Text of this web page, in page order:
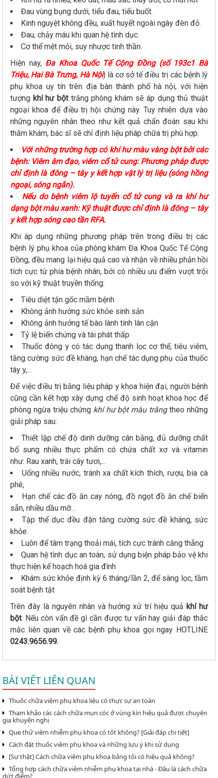
Đau vùng bụng dưới, tiểu đau, tiểu buốt.
Kinh nguyệt không đều, xuất huyết ngoài ngày đèn đỏ.
Đau, chảy máu khi quan hệ tình dục.
Cơ thể mệt mỏi, suy nhược tinh thần.
Hiện nay,Đa Khoa Quốc Tế Cộng Đồng (số 193c1 Bà
Triệu, Hai Bà Trưng, Hà Nội) là cơ sở tế điều trị các bệnh lý
phụ khoa uy tín trên địa bàn thành phố hà nội, với hiện
tượng khí hư bột trắng phòng khám sẽ áp dụng thủ thuật
ngoại khoa để điều trị hội chứng này. Tuy nhiên dựa vào
những nguyên nhân theo như kết quả chẩn đoán sau khi
thăm khám, bác sĩ sẽ chỉ định liệu pháp chữa trị phù hợp.
Với những trường hợp có khí hư màu vàng bột bởi các
bệnh: Viêm âm đạo, viêm cổ tử cung: Phương pháp được
chỉ định là đông – tây y kết hợp vật lý trị liệu (sóng hồng
ngoại, sóng ngắn).
Nếu do bệnh viêm lộ tuyến cổ tử cung và ra khí hư
dạng bột màu xanh: Kỹ thuật được chỉ định là đông – tây
y kết hợp sóng cao tần RFA.
Khi áp dụng những phương pháp trên trong điều trị các
bệnh lý phụ khoa của phòng khám Đa Khoa Quốc Tế Cộng
Đồng, đều mang lại hiệu quả cao và nhận về nhiều phản hồi
tích cực từ phía bệnh nhân, bởi có nhiều ưu điểm vượt trội
so với kỹ thuật truyền thống:
Tiêu diệt tận gốc mầm bệnh
Không ảnh hưởng sức khỏe sinh sản
Không ảnh hưởng tế bào lành tính lân cận
Tỷ lệ biến chứng và tái phát thấp
Thuốc đông y có tác dụng thanh lọc cơ thể, tiêu viêm,
tăng cường sức đề kháng, hạn chế tác dụng phụ của thuốc
tây y,...
Để việc điều trị bằng liệu pháp y khoa hiện đại, người bệnh
cũng cần kết hợp xây dựng chế độ sinh hoạt khoa học để
phòng ngừa triệu chứng khí hư bột màu trắngtheo những
giải pháp sau:
Thiết lập chế độ dinh dưỡng cân bằng, đủ dưỡng chất
bổ sung nhiều thực phẩm có chứa chất xơ và vitamin
như: Rau xanh, trái cây tươi,...
Uống nhiều nước, tránh xa chất kích thích, rượu, bia cà
phê,
Hạn chế các đồ ăn cay nóng, đồ ngọt đồ ăn chế biến
sẵn, nhiều dầu mỡ…
Tập thể dục đều đặn tăng cường sức đề kháng, sức
khỏe.
Luôn để tâm trạng thoải mái, tích cực tránh căng thẳng
Quan hệ tình dục an toàn, sử dụng biện pháp bảo vệ khi
thực hiện kế hoạch hoá gia đình
Khám sức khỏe định kỳ 6 tháng/lần 2, để sàng lọc, tầm
soát bệnh tật
Trên đây là nguyên nhân và hướng xử trí hiệu quả khí hư
bột. Nếu còn vấn đề gì cần được tư vấn hay giải đáp thắc
mắc liên quan về các bệnh phụ khoa gọi ngay HOTLINE
0243.9656.99.
BÀI VIẾT LIÊN QUAN
Thuốc chữa viêm phụ khoa liệu có thực sự an toàn
Tham khảo các cách chữa mụn cóc ở vùng kín hiệu quả được chuyên
gia khuyến nghị
Que thử viêm nhiễm phụ khoa có tốt không? [Giải đáp chi tiết]
Cách đặt thuốc viêm phụ khoa và những lưu ý khi sử dụng
[Sự thật] Cách chữa viêm phụ khoa bằng tỏi có hiệu quả không?
Tổng hợp cách chữa viêm nhiễm phụ khoa tại nhà - Đâu là cách chữa
dứt điểm?